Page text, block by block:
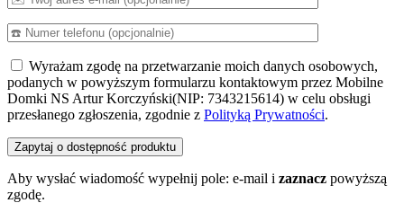
Wyrażam zgodę na przetwarzanie moich danych osobowych,
podanych w powyższym formularzu kontaktowym przez Mobilne
Domki NS Artur Korczyński(NIP: 7343215614) w celu obsługi
przesłanego zgłoszenia, zgodnie z Polityką Prywatności.
Aby wysłać wiadomość wypełnij pole: e-mail i zaznacz powyższą
zgodę.